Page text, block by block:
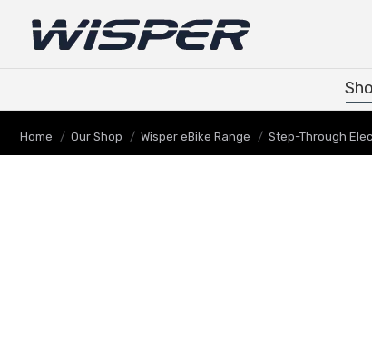
You are here:
Home Our Shop Wisper eBike Range Step-Through